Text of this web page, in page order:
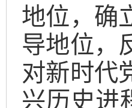
地位，确
导地位，
对新时代
兴历史进